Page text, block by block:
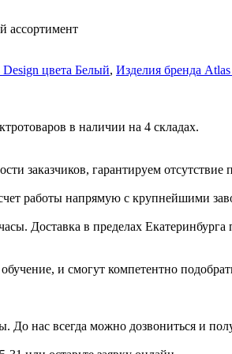
ассортимент
цвета Белый, Изделия бренда
в наличии на 4 складах.
заказчиков, гарантируем
работы напрямую с крупнейшими
Доставка в пределах
и смогут компетентно
До нас всегда можно дозвониться и